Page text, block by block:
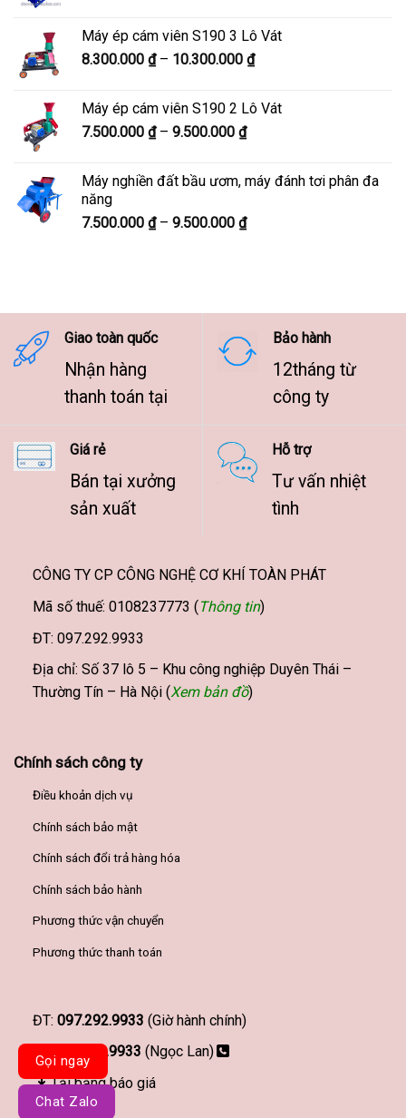
9.800.000 ₫
đến
Máy ép cám viên S190 3 Lô Vát
8.300.000 ₫ – 10.300.000 ₫Khoảng
8.300.000 ₫
Máy ép cám viên S190 2 Lô Vát
7.500.000 ₫ – 9.500.000 ₫Khoảng
7.500.000 ₫
9.500.000 ₫
Máy nghiền đất bầu ươm, máy đánh tơi phân đa
năng
7.500.000 ₫ – 9.500.000 ₫Khoảng
9.500.000 ₫
Giao toàn quốc
Nhận hàng
thanh toán tại
Bảo hành
12tháng từ
công ty
Giá rẻ
Bán tại xưởng
sản xuất
Hỗ trợ
Tư vấn nhiệt
tình
CÔNG TY CP CÔNG NGHỆ CƠ KHÍ TOÀN PHÁT
Mã số thuế: 0108237773 (Thông tin)
ĐT: 097.292.9933
Địa chỉ: Số 37 lô 5 – Khu công nghiệp Duyên Thái –
Thường Tín – Hà Nội (Xem bản đồ)
Chính sách công ty
Điều khoản dịch vụ
Chính sách bảo mật
Chính sách đổi trả hàng hóa
Chính sách bảo hành
Phương thức vận chuyển
Phương thức thanh toán
ĐT: 097.292.9933 (Giờ hành chính)
097.292.9933 (Ngọc Lan)
Tải bảng báo giá
Gọi ngay
Chat Zalo